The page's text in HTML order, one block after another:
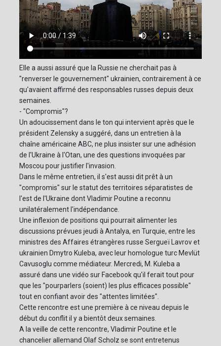
Elle a aussi assuré que la Russie ne cherchait pas à
"renverser le gouvernement" ukrainien, contrairement à ce
qu'avaient affirmé des responsables russes depuis deux
semaines.
- "Compromis"?
Un adoucissement dans le ton qui intervient après que le
président Zelensky a suggéré, dans un entretien à la
chaîne américaine ABC, ne plus insister sur une adhésion
de l'Ukraine à l'Otan, une des questions invoquées par
Moscou pour justifier l'invasion.
Dans le même entretien, il s'est aussi dit prêt à un
"compromis" sur le statut des territoires séparatistes de
l'est de l'Ukraine dont Vladimir Poutine a reconnu
unilatéralement l'indépendance.
Une inflexion de positions qui pourrait alimenter les
discussions prévues jeudi à Antalya, en Turquie, entre les
ministres des Affaires étrangères russe Sergueï Lavrov et
ukrainien Dmytro Kuleba, avec leur homologue turc Mevlüt
Cavusoglu comme médiateur. Mercredi, M. Kuleba a
assuré dans une vidéo sur Facebook qu'il ferait tout pour
que les "pourparlers (soient) les plus efficaces possible"
tout en confiant avoir des "attentes limitées".
Cette rencontre est une première à ce niveau depuis le
début du conflit il y a bientôt deux semaines.
A la veille de cette rencontre, Vladimir Poutine et le
chancelier allemand Olaf Scholz se sont entretenus